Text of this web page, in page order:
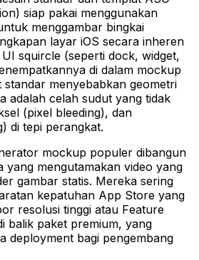
siap pakai menggunakan
menggambar bingkai
layar iOS secara inheren
squircle (seperti dock, widget,
di dalam mockup
standar menyebabkan geometri
adalah celah sudut yang tidak
(pixel bleeding), dan
di tepi perangkat.
mockup populer dibangun
yang mengutamakan video yang
gambar statis. Mereka sering
kepatuhan App Store yang
resolusi tinggi atau Feature
balik paket premium, yang
deployment bagi pengembang